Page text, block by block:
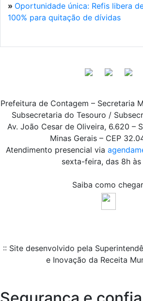
» Oportunidade única: Refis libera
100% para quitação de dívidas
Prefeitura de Contagem – Secretaria
Subsecretaria do Tesouro /
Av. João Cesar de Oliveira, 6.620 –
Minas Gerais – CEP
Atendimento presencial via
sexta-feira, das 8h às
Saiba como
:: Site desenvolvido pela
e Inovação da Receita